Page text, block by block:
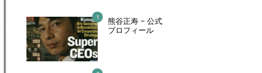
熊谷正寿 – 公式
プロフィール